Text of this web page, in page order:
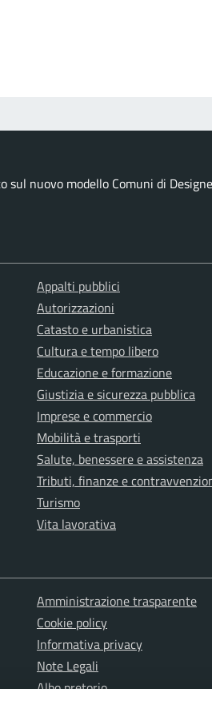
sul nuovo modello Comuni di
Appalti pubblici
Autorizzazioni
Catasto e urbanistica
Cultura e tempo libero
Educazione e formazione
Giustizia e sicurezza pubblica
Imprese e commercio
Mobilità e trasporti
Salute, benessere e assistenza
Tributi, finanze e
Turismo
Vita lavorativa
Amministrazione trasparente
Cookie policy
Informativa privacy
Note Legali
Albo pretorio